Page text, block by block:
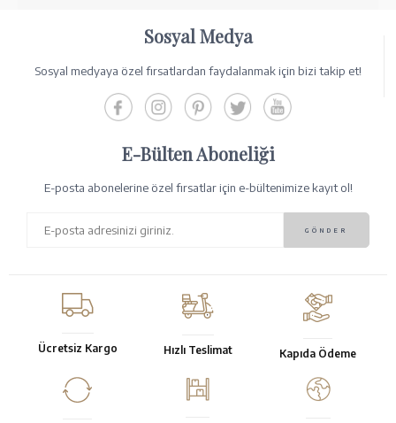
Sosyal Medya
Sosyal medyaya özel fırsatlardan faydalanmak için bizi takip et!
E-Bülten Aboneliği
E-posta abonelerine özel fırsatlar için e-bültenimize kayıt ol!
Ücretsiz Kargo Hızlı Teslimat Kapıda Ödeme